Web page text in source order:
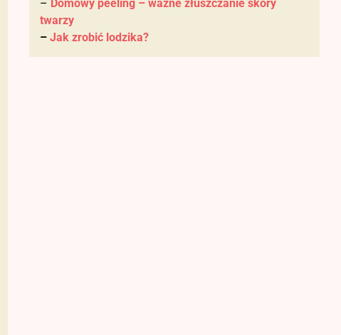
– Domowy peeling – ważne złuszczanie skóry
twarzy
– Jak zrobić lodzika?